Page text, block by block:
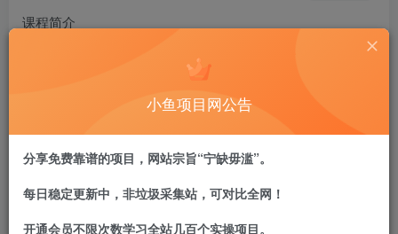
课程简介
本课程《利润出版指南：亚马逊KDP实战课》是一套专为希
望建立被动收入流的创作者设计的系统性指南。课程深入亚
马逊KDP（Kindle Direct Publishing）出版全流程，涵盖利基
规模化运营及业务出售等核心模块。课程摒弃过时理论，聚
小鱼项目网公告
分享免费靠谱的项目，网站宗旨“宁缺毋滥”。
每日稳定更新中，非垃圾采集站，可对比全网！
开通会员不限次数学习全站几百个实操项目。